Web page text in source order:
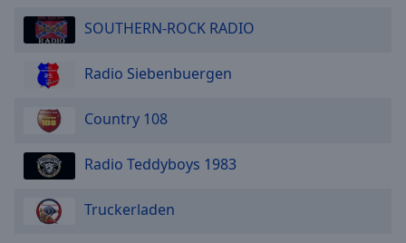
SOUTHERN-ROCK RADIO
Radio Siebenbuergen
Country 108
Radio Teddyboys 1983
Truckerladen